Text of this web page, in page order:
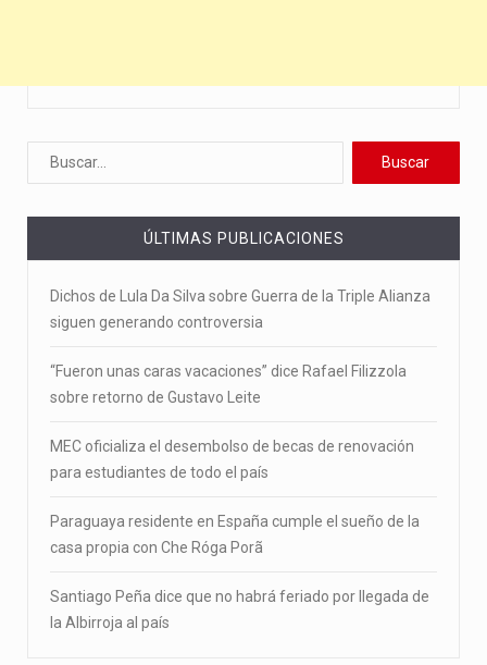
ÚLTIMAS PUBLICACIONES
Dichos de Lula Da Silva sobre Guerra de la Triple Alianza
siguen generando controversia
“Fueron unas caras vacaciones” dice Rafael Filizzola
sobre retorno de Gustavo Leite
MEC oficializa el desembolso de becas de renovación
para estudiantes de todo el país
Paraguaya residente en España cumple el sueño de la
casa propia con Che Róga Porã
Santiago Peña dice que no habrá feriado por llegada de
la Albirroja al país